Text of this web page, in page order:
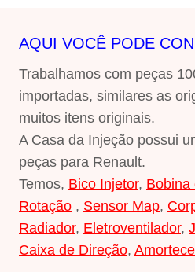
AQUI VOCÊ PODE
Trabalhamos com peças
importadas, similares as
muitos itens originais.
A Casa da Injeção possui
peças para Renault.
Temos, Bico Injetor, Bobina
Rotação , Sensor Map,
Radiador, Eletroventilador,
Caixa de Direção,